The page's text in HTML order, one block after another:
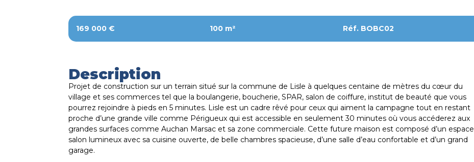
169 000 € 100 m² Réf. BOBC02
Description
Projet de construction sur un terrain situé sur la commune de Lisle à quelques centaine de mètres du cœur du
village et ses commerces tel que la boulangerie, boucherie, SPAR, salon de coiffure, institut de beauté que vous
pourrez rejoindre à pieds en 5 minutes. Lisle est un cadre rêvé pour ceux qui aiment la campagne tout en restant
proche d’une grande ville comme Périgueux qui est accessible en seulement 30 minutes où vous accéderez aux
grandes surfaces comme Auchan Marsac et sa zone commerciale. Cette future maison est composé d’un espace
salon lumineux avec sa cuisine ouverte, de belle chambres spacieuse, d’une salle d’eau confortable et d’un grand
garage.